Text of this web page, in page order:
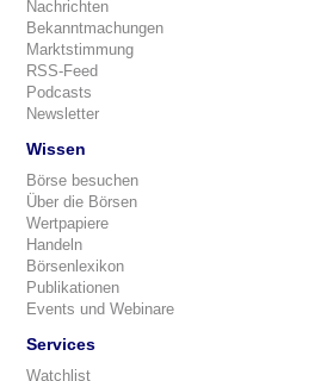
Nachrichten
Bekanntmachungen
Marktstimmung
RSS-Feed
Podcasts
Newsletter
Wissen
Börse besuchen
Über die Börsen
Wertpapiere
Handeln
Börsenlexikon
Publikationen
Events und Webinare
Services
Watchlist